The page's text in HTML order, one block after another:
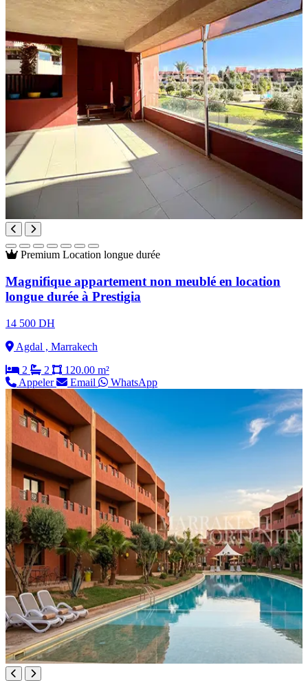
Premium Location longue durée
Magnifique appartement non meublé en location
longue durée à Prestigia
14 500 DH
Agdal , Marrakech
2
2
120.00 m²
Appeler
Email WhatsApp